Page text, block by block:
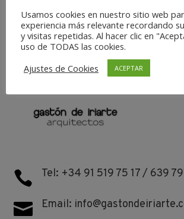
 Tel: +34 91 519 75 17 / 639
 Email:
Usamos cookies en nuestro sitio web
experiencia más relevante recordando
y visitas repetidas. Al hacer clic en
uso de TODAS las cookies.
Ajustes de Cookies
ACEPTAR